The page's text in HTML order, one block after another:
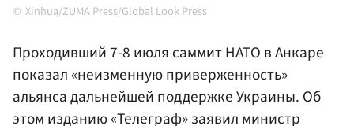
Xinhua/ZUMA Press/Global Look Press
Проходивший 7-8 июля саммит НАТО в Анкаре
показал «неизменную приверженность»
альянса дальнейшей поддержке Украины. Об
этом изданию «Телеграф» заявил министр